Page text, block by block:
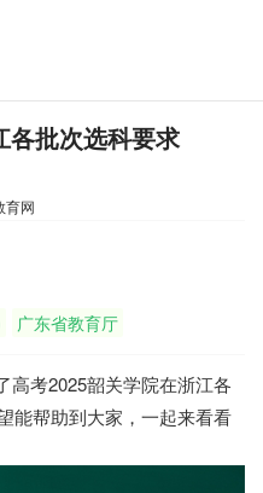
各批次选科要求
育网
广东省教育厅
高考2025韶关学院在浙江各
能帮助到大家，一起来看看